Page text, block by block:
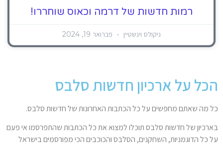
רמות חדשות של דרמה וכאוס שוחררו!
ניקולס וינשטיין פברואר 19, 2024
הכל על ארכיון חדשות סלבס
כל מה שאתם מחפשים על כל הכתבות האחרונות של חדשות סלבס.
בארכיון של חדשות סלבס תוכלו למצוא את כל הכתבות שהתפרסמו אי פעם
על כל הדוגמניות, השחקנים, הסלבס והכוכבים הכי מפורסמים בישראל